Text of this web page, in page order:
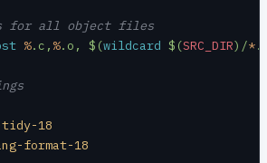
for all object files
%.c, %.o, $(wildcard $(SRC_DIR)/*
18
format-18